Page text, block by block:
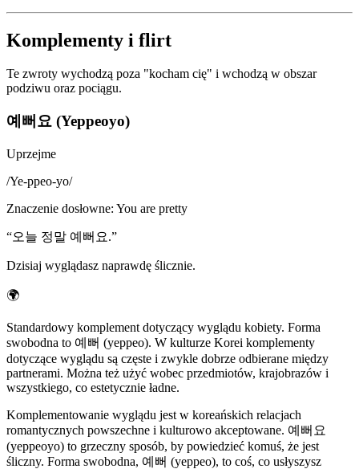
Komplementy i flirt
Te zwroty wychodzą poza "kocham cię" i wchodzą w obszar
podziwu oraz pociągu.
예뻐요 (Yeppeoyo)
Uprzejme
/Ye-ppeo-yo/
Znaczenie dosłowne: You are pretty
“오늘 정말 예뻐요.”
Dzisiaj wyglądasz naprawdę ślicznie.
🌍
Standardowy komplement dotyczący wyglądu kobiety. Forma
swobodna to 예뻐 (yeppeo). W kulturze Korei komplementy
dotyczące wyglądu są częste i zwykle dobrze odbierane między
partnerami. Można też użyć wobec przedmiotów, krajobrazów i
wszystkiego, co estetycznie ładne.
Komplementowanie wyglądu jest w koreańskich relacjach
romantycznych powszechne i kulturowo akceptowane. 예뻐요
(yeppeoyo) to grzeczny sposób, by powiedzieć komuś, że jest
śliczny. Forma swobodna, 예뻐 (yeppeo), to coś, co usłyszysz